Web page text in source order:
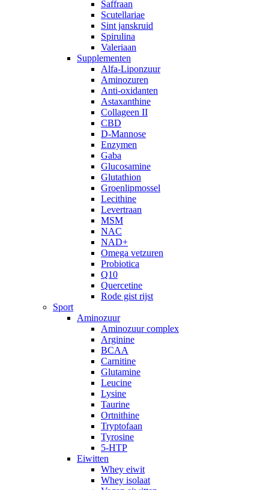
Saffraan
Scutellariae
Sint janskruid
Spirulina
Valeriaan
Supplementen
Alfa-Liponzuur
Aminozuren
Anti-oxidanten
Astaxanthine
Collageen II
CBD
D-Mannose
Enzymen
Gaba
Glucosamine
Glutathion
Groenlipmossel
Lecithine
Levertraan
MSM
NAC
NAD+
Omega vetzuren
Probiotica
Q10
Quercetine
Rode gist rijst
Sport
Aminozuur
Aminozuur complex
Arginine
BCAA
Carnitine
Glutamine
Leucine
Lysine
Taurine
Ortnithine
Tryptofaan
Tyrosine
5-HTP
Eiwitten
Whey eiwit
Whey isolaat